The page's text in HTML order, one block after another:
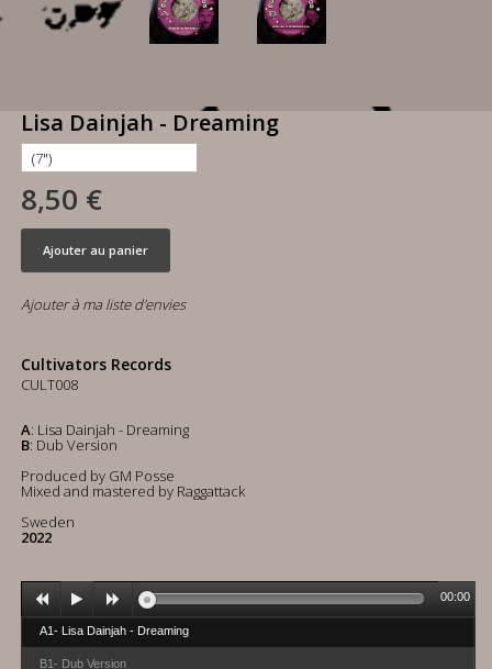
Lisa Dainjah - Dreaming
8,50 €
Ajouter au panier
Ajouter à ma liste d'envies
Cultivators Records
CULT008
A: Lisa Dainjah - Dreaming
B: Dub Version
Produced by GM Posse
Mixed and mastered by Raggattack
Sweden
2022
A1- Lisa Dainjah - Dreaming
B1- Dub Version
00:00